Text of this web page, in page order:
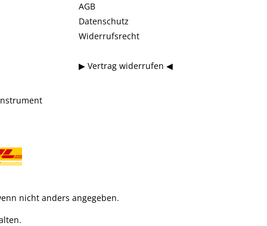
AGB
Datenschutz
Widerrufsrecht
▶ Vertrag widerrufen ◀
nicht anders angegeben.